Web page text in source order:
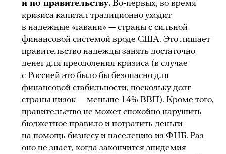
и по правительству. Во-первых, во время
кризиса капитал традиционно уходит
в надежные «гавани» — страны с сильной
финансовой системой вроде США. Это лишает
правительство надежды занять достаточно
денег для преодоления кризиса (в случае
с Россией это было бы безопасно для
финансовой стабильности, поскольку долг
страны низок — меньше 14% ВВП). Кроме того,
правительство не может спокойно нарушить
бюджетное правило и потратить деньги
на помощь бизнесу и населению из ФНБ. Раз
оно не знает, когда закончится эпидемия